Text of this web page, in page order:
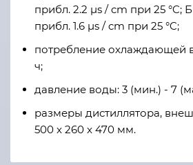
прибл. 2.2 µs / cm при 25 °C;
прибл. 1.6 µs / cm при 25 °C;
потребление охлаждающей
ч;
давление воды: 3 (мин.) - 7
размеры дистиллятора,
500 x 260 x 470 мм.